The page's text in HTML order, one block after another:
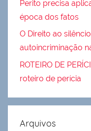
Perito precisa
época dos fatos
O Direito ao
autoincriminação
ROTEIRO DE
roteiro de perícia
Arquivos